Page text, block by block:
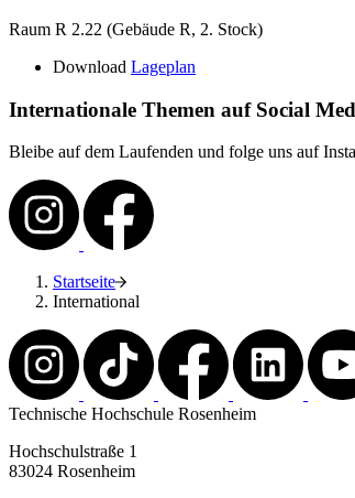
Raum R 2.22 (Gebäude R, 2. Stock)
Download Lageplan
Internationale Themen auf Social
Bleibe auf dem Laufenden und folge uns auf
Startseite
International
Technische Hochschule Rosenheim
Hochschulstraße 1
83024 Rosenheim